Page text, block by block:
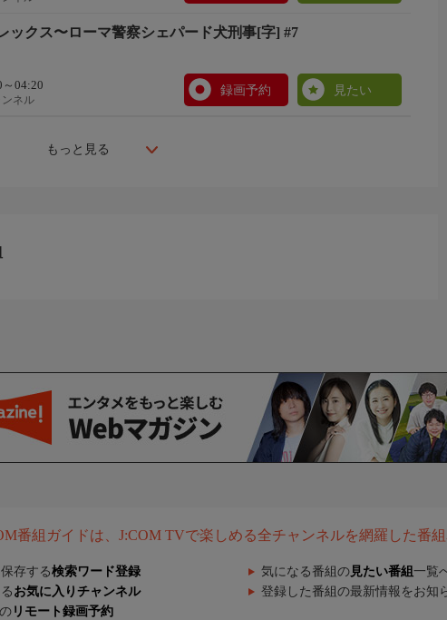
ックス〜ローマ警察シェパード犬刑事[字] #7
04:20
ネル
録画予約 見たい
もっと見る
番組ガイドは、J:COM TVで楽しめる全チャンネルを網羅した番組
存する検索ワード登録 気になる番組の 見たい番組 一覧
お気に入りチャンネル 登録した番組の最新情報をお知
リモート録画予約